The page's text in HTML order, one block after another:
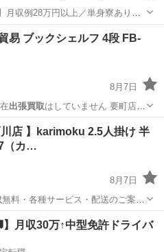
月収例28万円以上／単身寮あり／
業 【未経験歓迎】軽
のキレイな工場◎男女活躍中！ 大
易 ブックシェルフ 4段 FB-
8月7日
出張買取はしていません 要町店の
家具
川店 】karimoku 2.5人掛け 半
（カ…
8月7日
無料・各種サービス・配送のご案内
商品
】月収30万↑中型免許ドライバ